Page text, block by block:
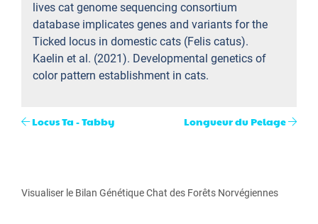
lives cat genome sequencing consortium
database implicates genes and variants for the
Ticked locus in domestic cats (Felis catus).
Kaelin et al. (2021). Developmental genetics of
color pattern establishment in cats.
Locus Ta - Tabby Longueur du Pelage
Visualiser le Bilan Génétique Chat des Forêts Norvégiennes